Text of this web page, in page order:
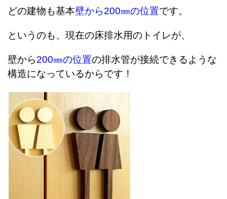
どの建物も基本壁から200㎜の位置です。
というのも、現在の床排水用のトイレが、
壁から200㎜の位置の排水管が接続できるような
構造になっているからです！